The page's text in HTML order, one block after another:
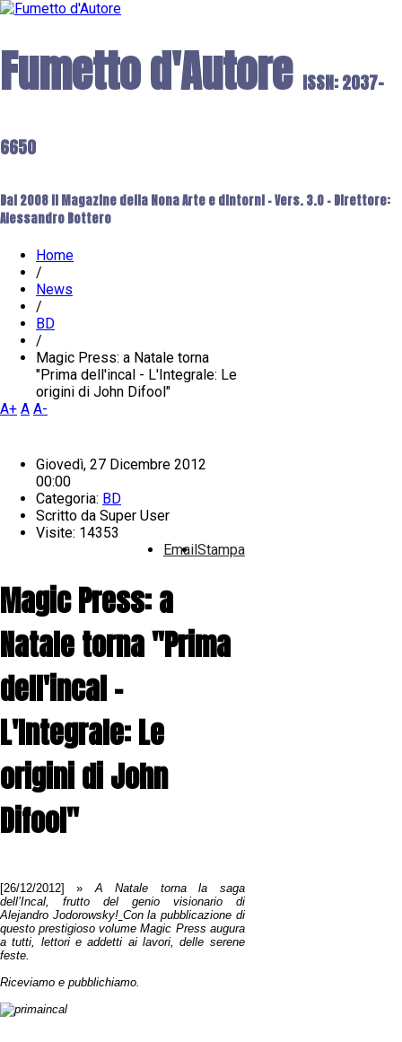
Fumetto d'Autore ISSN: 2037-
6650
Dal 2008 il Magazine della Nona Arte e dintorni - Vers. 3.0 - Direttore:
Alessandro Bottero
Home
/
News
/
BD
/
Magic Press: a Natale torna
"Prima dell'incal - L'Integrale: Le
origini di John Difool"
A+ A A-
Giovedì, 27 Dicembre 2012
00:00
Categoria: BD
Scritto da Super User
Visite: 14353
Stampa
Email
Magic Press: a
Natale torna "Prima
dell'incal -
L'Integrale: Le
origini di John
Difool"
[26/12/2012]» A Natale torna la saga
dell’Incal, frutto del genio visionario di
Alejandro Jodorowsky! Con la pubblicazione di
questo prestigioso volume Magic Press augura
a tutti, lettori e addetti ai lavori, delle serene
feste.
Riceviamo e pubblichiamo.